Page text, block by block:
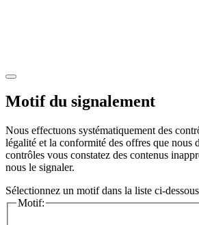
Motif du signalement
Nous effectuons systématiquement des
légalité et la conformité des offres que nous
contrôles vous constatez des contenus
nous le signaler.
Sélectionnez un motif dans la liste ci-
Motif: